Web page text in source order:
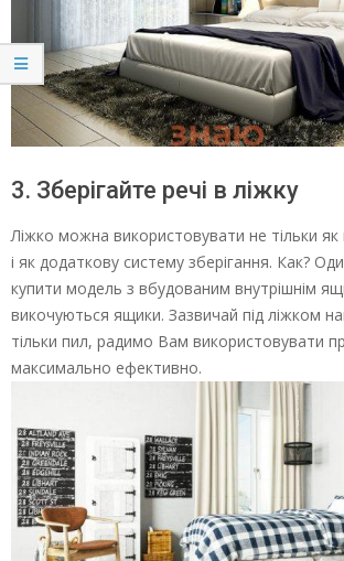
3. Зберігайте речі в ліжку
Ліжко можна використовувати не тільки як
і як додаткову систему зберігання. Как?
купити модель з вбудованим внутрішнім
викочуються ящики. Зазвичай під ліжком
тільки пил, радимо Вам використовувати
максимально ефективно.